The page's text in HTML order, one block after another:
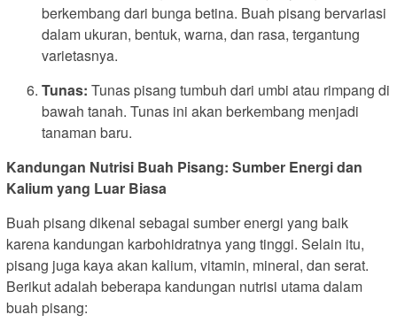
berkembang dari bunga betina. Buah pisang bervariasi
dalam ukuran, bentuk, warna, dan rasa, tergantung
varietasnya.
Tunas: Tunas pisang tumbuh dari umbi atau rimpang di
bawah tanah. Tunas ini akan berkembang menjadi
tanaman baru.
Kandungan Nutrisi Buah Pisang: Sumber Energi dan
Kalium yang Luar Biasa
Buah pisang dikenal sebagai sumber energi yang baik
karena kandungan karbohidratnya yang tinggi. Selain itu,
pisang juga kaya akan kalium, vitamin, mineral, dan serat.
Berikut adalah beberapa kandungan nutrisi utama dalam
buah pisang: